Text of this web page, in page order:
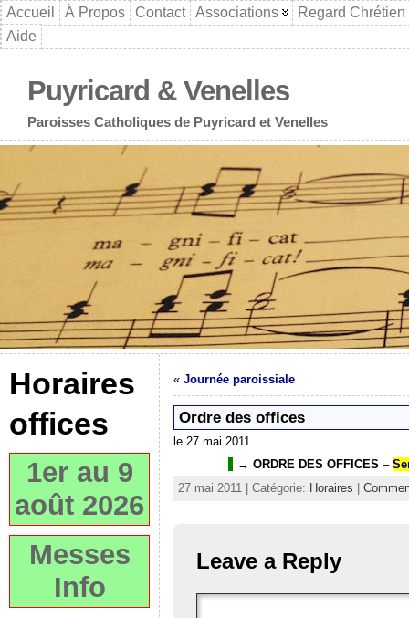
Accueil À Propos Contact Associations
Regard Chrétien
Aide
Puyricard & Venelles
Paroisses Catholiques de Puyricard et Venelles
Horaires
offices
1er au 9
août 2026
Messes
Info
« Journée paroissiale
Ordre des offices
le 27 mai 2011
→ ORDRE DES OFFICES –
27 mai 2011 | Catégorie: Horaires
Leave a Reply